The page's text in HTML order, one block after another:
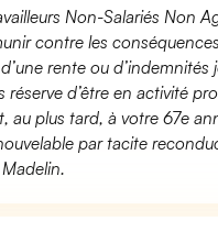
Non-Salariés Non
contre les
rente ou
d’être en activité
plus tard, à votre 67e
par tacite